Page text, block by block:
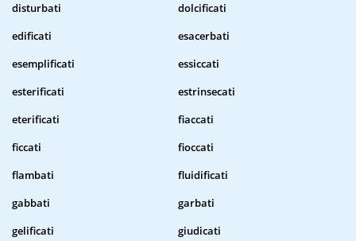
disturbati
dolcificati
edificati
esacerbati
esemplificati
essiccati
esterificati
estrinsecati
eterificati
fiaccati
ficcati
fioccati
flambati
fluidificati
gabbati
garbati
gelificati
giudicati